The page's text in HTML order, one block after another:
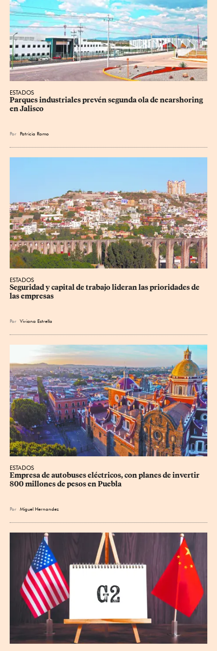
ESTADOS
Parques industriales prevén segunda ola de nearshoring
en Jalisco
Por Patricia Romo
ESTADOS
Seguridad y capital de trabajo lideran las prioridades de
las empresas
Por Viviana Estrella
ESTADOS
Empresa de autobuses eléctricos, con planes de invertir
800 millones de pesos en Puebla
Por Miguel Hernandez